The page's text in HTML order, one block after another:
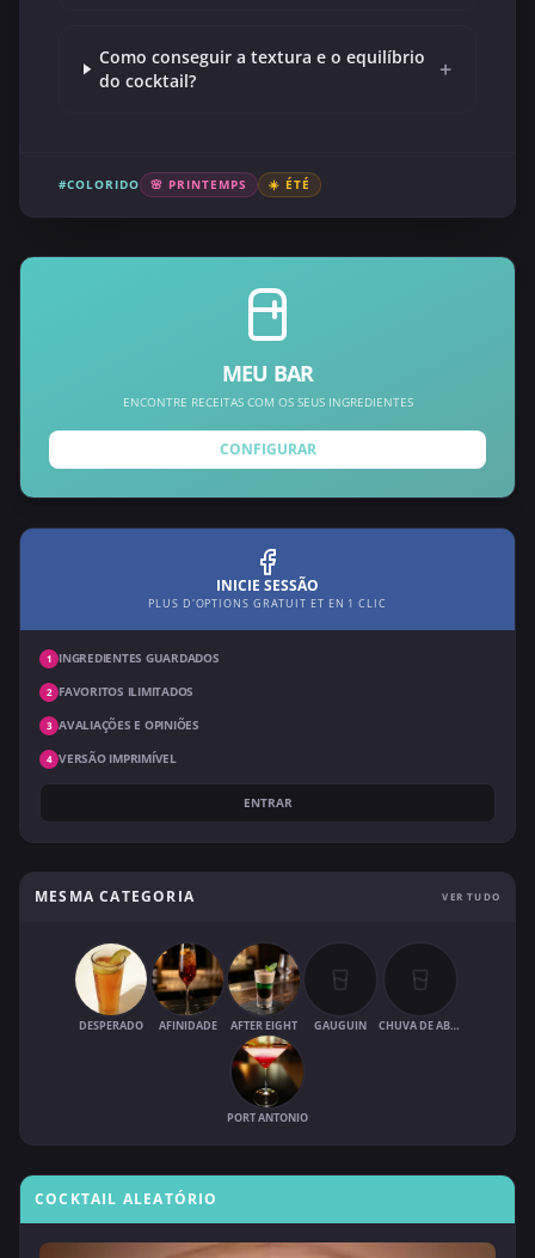
Como conseguir a textura e o equilíbrio
do cocktail?
+
#COLORIDO 🌸 PRINTEMPS ☀️ ÉTÉ
MEU BAR
ENCONTRE RECEITAS COM OS SEUS INGREDIENTES
CONFIGURAR
INICIE SESSÃO
PLUS D'OPTIONS GRATUIT ET EN 1 CLIC
1 INGREDIENTES GUARDADOS
2 FAVORITOS ILIMITADOS
3 AVALIAÇÕES E OPINIÕES
4 VERSÃO IMPRIMÍVEL
ENTRAR
MESMA CATEGORIA VER TUDO
DESPERADO AFINIDADE AFTER EIGHT GAUGUIN CHUVA DE ABRIL
PORT ANTONIO
COCKTAIL ALEATÓRIO